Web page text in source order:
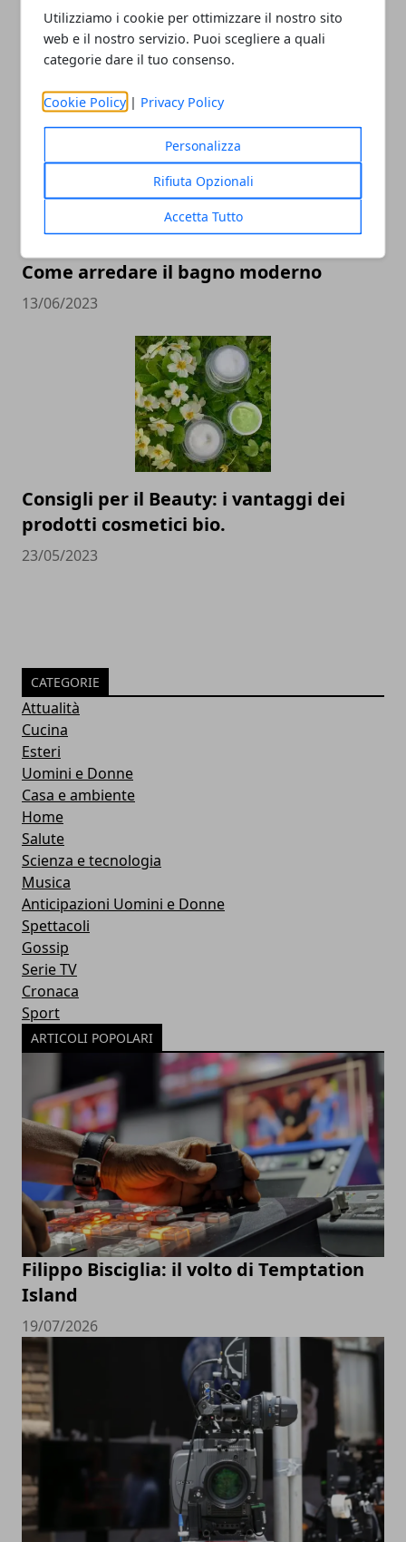
Utilizziamo i cookie per ottimizzare il nostro sito
web e il nostro servizio. Puoi scegliere a quali
categorie dare il tuo consenso.
Cookie Policy | Privacy Policy
Personalizza
Rifiuta Opzionali
Accetta Tutto
Come organizzare un barbecue in
giardino
Come arredare il bagno moderno
13/06/2023
Consigli per il Beauty: i vantaggi dei
prodotti cosmetici bio.
23/05/2023
CATEGORIE
Attualità
Cucina
Esteri
Uomini e Donne
Casa e ambiente
Home
Salute
Scienza e tecnologia
Musica
Anticipazioni Uomini e Donne
Spettacoli
Gossip
Serie TV
Cronaca
Sport
ARTICOLI POPOLARI
Filippo Bisciglia: il volto di Temptation
Island
19/07/2026